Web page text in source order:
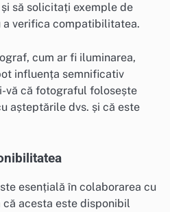
să solicitați exemple de
verifica compatibilitatea.
cum ar fi iluminarea,
influența semnificativ
vă că fotograful folosește
așteptările dvs. și că este
esențială în colaborarea cu
acesta este disponibil